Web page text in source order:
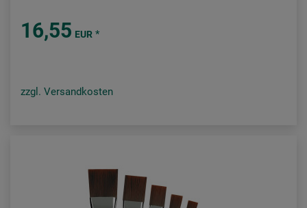
16,55 EUR *
zzgl. Versandkosten